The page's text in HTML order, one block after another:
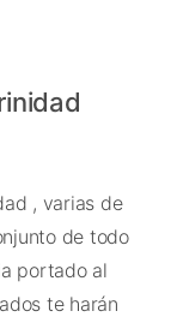
, varias de
de todo
portado al
te harán